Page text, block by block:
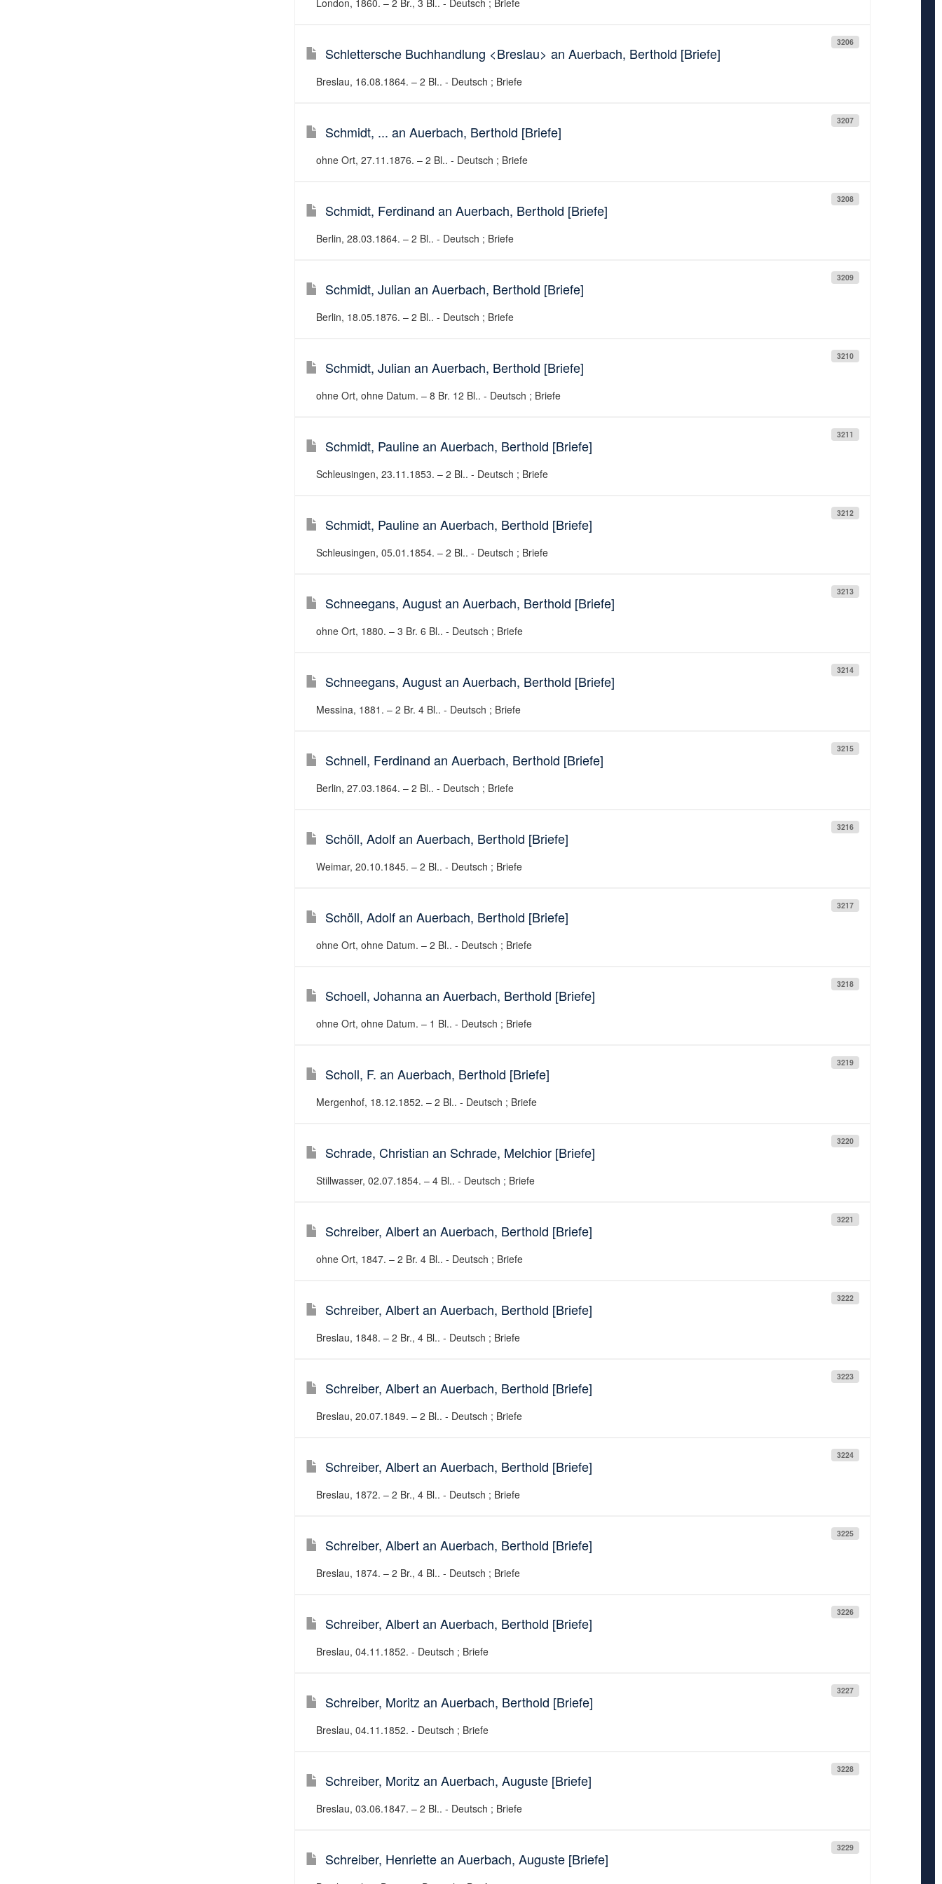
London, 1860. – 2 Br., 3 Bl.. - Deutsch ; Briefe
3206
Schlettersche Buchhandlung <Breslau> an Auerbach, Berthold [Briefe]
Breslau, 16.08.1864. – 2 Bl.. - Deutsch ; Briefe
3207
Schmidt, ... an Auerbach, Berthold [Briefe]
ohne Ort, 27.11.1876. – 2 Bl.. - Deutsch ; Briefe
3208
Schmidt, Ferdinand an Auerbach, Berthold [Briefe]
Berlin, 28.03.1864. – 2 Bl.. - Deutsch ; Briefe
3209
Schmidt, Julian an Auerbach, Berthold [Briefe]
Berlin, 18.05.1876. – 2 Bl.. - Deutsch ; Briefe
3210
Schmidt, Julian an Auerbach, Berthold [Briefe]
ohne Ort, ohne Datum. – 8 Br. 12 Bl.. - Deutsch ; Briefe
3211
Schmidt, Pauline an Auerbach, Berthold [Briefe]
Schleusingen, 23.11.1853. – 2 Bl.. - Deutsch ; Briefe
3212
Schmidt, Pauline an Auerbach, Berthold [Briefe]
Schleusingen, 05.01.1854. – 2 Bl.. - Deutsch ; Briefe
3213
Schneegans, August an Auerbach, Berthold [Briefe]
ohne Ort, 1880. – 3 Br. 6 Bl.. - Deutsch ; Briefe
3214
Schneegans, August an Auerbach, Berthold [Briefe]
Messina, 1881. – 2 Br. 4 Bl.. - Deutsch ; Briefe
3215
Schnell, Ferdinand an Auerbach, Berthold [Briefe]
Berlin, 27.03.1864. – 2 Bl.. - Deutsch ; Briefe
3216
Schöll, Adolf an Auerbach, Berthold [Briefe]
Weimar, 20.10.1845. – 2 Bl.. - Deutsch ; Briefe
3217
Schöll, Adolf an Auerbach, Berthold [Briefe]
ohne Ort, ohne Datum. – 2 Bl.. - Deutsch ; Briefe
3218
Schoell, Johanna an Auerbach, Berthold [Briefe]
ohne Ort, ohne Datum. – 1 Bl.. - Deutsch ; Briefe
3219
Scholl, F. an Auerbach, Berthold [Briefe]
Mergenhof, 18.12.1852. – 2 Bl.. - Deutsch ; Briefe
3220
Schrade, Christian an Schrade, Melchior [Briefe]
Stillwasser, 02.07.1854. – 4 Bl.. - Deutsch ; Briefe
3221
Schreiber, Albert an Auerbach, Berthold [Briefe]
ohne Ort, 1847. – 2 Br. 4 Bl.. - Deutsch ; Briefe
3222
Schreiber, Albert an Auerbach, Berthold [Briefe]
Breslau, 1848. – 2 Br., 4 Bl.. - Deutsch ; Briefe
3223
Schreiber, Albert an Auerbach, Berthold [Briefe]
Breslau, 20.07.1849. – 2 Bl.. - Deutsch ; Briefe
3224
Schreiber, Albert an Auerbach, Berthold [Briefe]
Breslau, 1872. – 2 Br., 4 Bl.. - Deutsch ; Briefe
3225
Schreiber, Albert an Auerbach, Berthold [Briefe]
Breslau, 1874. – 2 Br., 4 Bl.. - Deutsch ; Briefe
3226
Schreiber, Albert an Auerbach, Berthold [Briefe]
Breslau, 04.11.1852. - Deutsch ; Briefe
3227
Schreiber, Moritz an Auerbach, Berthold [Briefe]
Breslau, 04.11.1852. - Deutsch ; Briefe
3228
Schreiber, Moritz an Auerbach, Auguste [Briefe]
Breslau, 03.06.1847. – 2 Bl.. - Deutsch ; Briefe
3229
Schreiber, Henriette an Auerbach, Auguste [Briefe]